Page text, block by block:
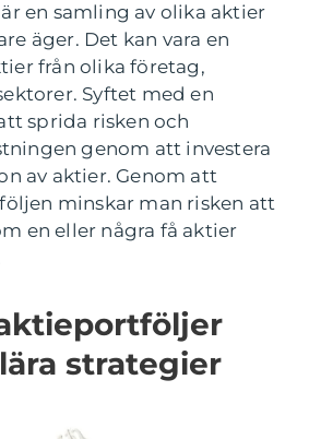
en samling av olika aktier
äger. Det kan vara en
från olika företag,
Syftet med en
sprida risken och
genom att investera
av aktier. Genom att
minskar man risken att
en eller några få aktier
strategier